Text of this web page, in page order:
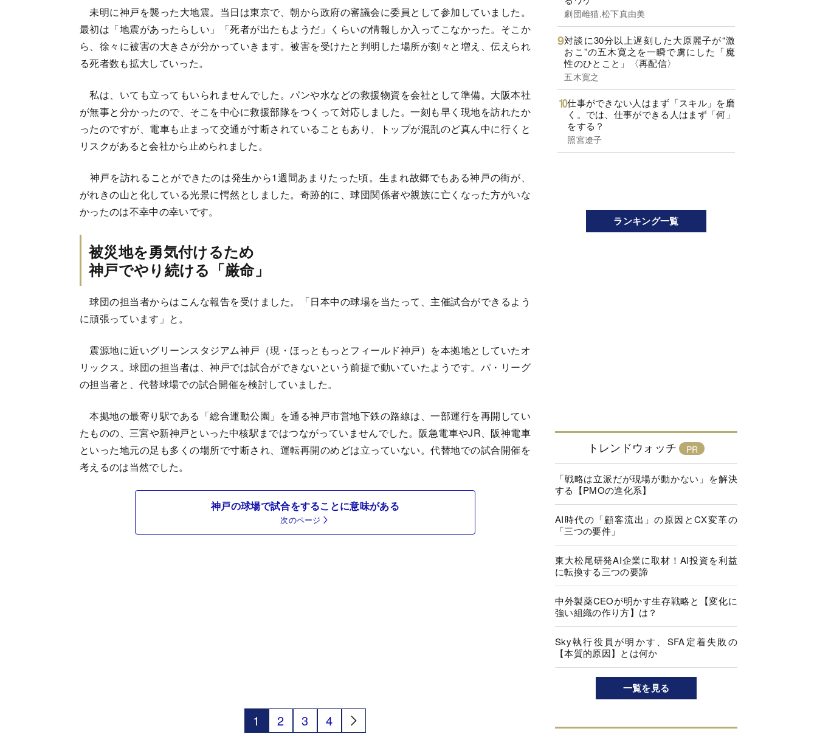
未明に神戸を襲った大地震。当日は東京で、朝から政府の審議会に委員として参加していました。
最初は「地震があったらしい」「死者が出たもようだ」くらいの情報しか入ってこなかった。そこか
ら、徐々に被害の大きさが分かっていきます。被害を受けたと判明した場所が刻々と増え、伝えられ
る死者数も拡大していった。
私は、いても立ってもいられませんでした。パンや水などの救援物資を会社として準備。大阪本社
が無事と分かったので、そこを中心に救援部隊をつくって対応しました。一刻も早く現地を訪れたか
ったのですが、電車も止まって交通が寸断されていることもあり、トップが混乱のど真ん中に行くと
リスクがあると会社から止められました。
神戸を訪れることができたのは発生から1週間あまりたった頃。生まれ故郷でもある神戸の街が、
がれきの山と化している光景に愕然としました。奇跡的に、球団関係者や親族に亡くなった方がいな
かったのは不幸中の幸いです。
被災地を勇気付けるため
神戸でやり続ける「厳命」
球団の担当者からはこんな報告を受けました。「日本中の球場を当たって、主催試合ができるよう
に頑張っています」と。
震源地に近いグリーンスタジアム神戸（現・ほっともっとフィールド神戸）を本拠地としていたオ
リックス。球団の担当者は、神戸では試合ができないという前提で動いていたようです。パ・リーグ
の担当者と、代替球場での試合開催を検討していました。
本拠地の最寄り駅である「総合運動公園」を通る神戸市営地下鉄の路線は、一部運行を再開してい
たものの、三宮や新神戸といった中核駅まではつながっていませんでした。阪急電車やJR、阪神電車
といった地元の足も多くの場所で寸断され、運転再開のめどは立っていない。代替地での試合開催を
考えるのは当然でした。
神戸の球場で試合をすることに意味がある
次のページ
1 2 3 4
劇団雌猫,松下真由美
対談に30分以上遅刻した大原麗子が“激
おこ”の五木寛之を一瞬で虜にした「魔
性のひとこと」〈再配信〉
五木寛之
仕事ができない人はまず「スキル」を磨
く。では、仕事ができる人はまず「何」
をする？
照宮遼子
ランキング一覧
トレンドウォッチ
「戦略は立派だが現場が動かない」を解決
する【PMOの進化系】
AI時代の「顧客流出」の原因とCX変革の
「三つの要件」
東大松尾研発AI企業に取材！AI投資を利益
に転換する三つの要諦
中外製薬CEOが明かす生存戦略と【変化に
強い組織の作り方】は？
Sky執行役員が明かす、SFA定着失敗の
【本質的原因】とは何か
一覧を見る